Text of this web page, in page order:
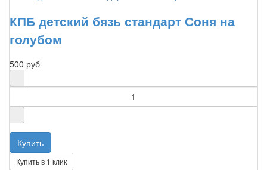
КПБ детский бязь стандарт Соня на
голубом
500 руб
Купить в 1 клик